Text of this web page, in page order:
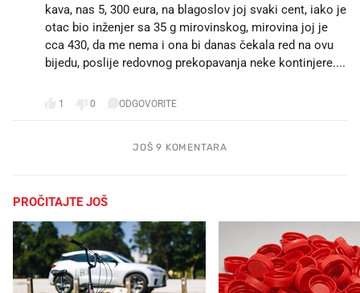
kava, nas 5, 300 eura, na blagoslov joj svaki cent, iako je
otac bio inženjer sa 35 g mirovinskog, mirovina joj je
cca 430, da me nema i ona bi danas čekala red na ovu
bijedu, poslije redovnog prekopavanja neke kontinjere....
1 0 ODGOVORITE
JOŠ 9 KOMENTARA
PROČITAJTE JOŠ